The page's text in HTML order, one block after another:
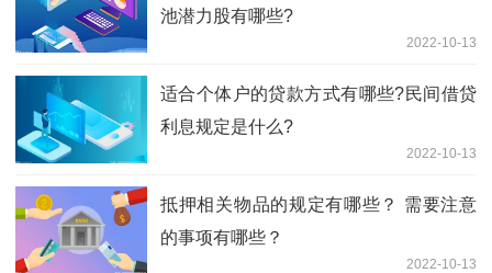
池潜力股有哪些?
2022-10-13
适合个体户的贷款方式有哪些?民间借贷
利息规定是什么?
2022-10-13
抵押相关物品的规定有哪些？ 需要注意
的事项有哪些？
2022-10-13